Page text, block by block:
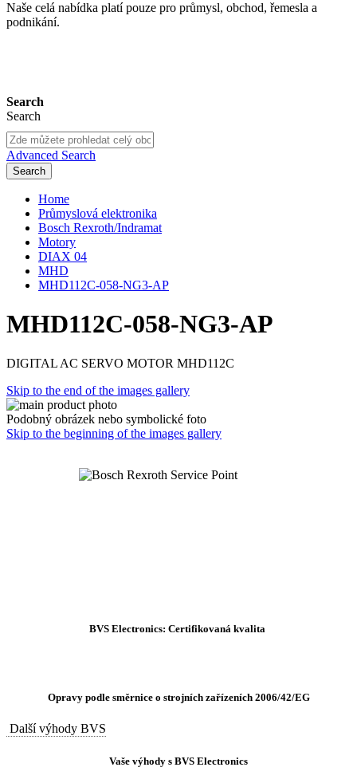
Naše celá nabídka platí pouze pro průmysl, obchod, řemesla a
podnikání.
Search
Search
Advanced Search
Search
Home
Průmyslová elektronika
Bosch Rexroth/Indramat
Motory
DIAX 04
MHD
MHD112C-058-NG3-AP
MHD112C-058-NG3-AP
DIGITAL AC SERVO MOTOR MHD112C
Skip to the end of the images gallery
Podobný obrázek nebo symbolické foto
Skip to the beginning of the images gallery
BVS Electronics: Certifikovaná kvalita
Opravy podle směrnice o strojních zařízeních 2006/42/EG
Další výhody BVS
Vaše výhody s BVS Electronics